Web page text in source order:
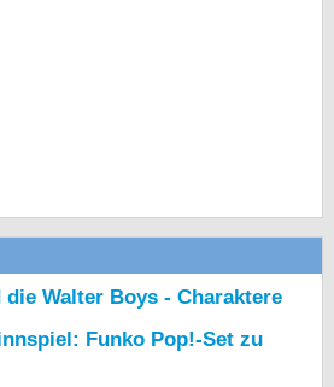
Walter Boys - Charaktere
Funko Pop!-Set zu